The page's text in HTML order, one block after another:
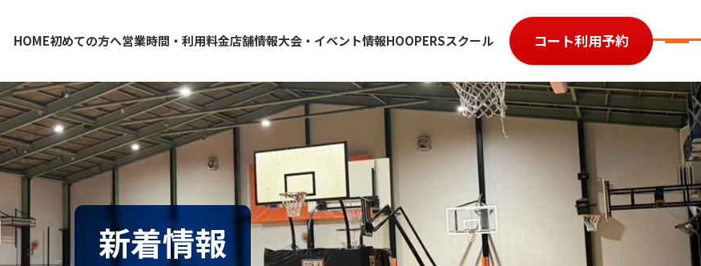
HOME初めての方へ営業時間・利用料金店舗情報
堺店
大会・イベント情報
ルール・レベル
よくある質問
大会規約
大会予約履歴
HOOPERSスクール コート利用予約
大阪・東大阪・堺のバスケコートレンタル｜HOOP7
新着情報